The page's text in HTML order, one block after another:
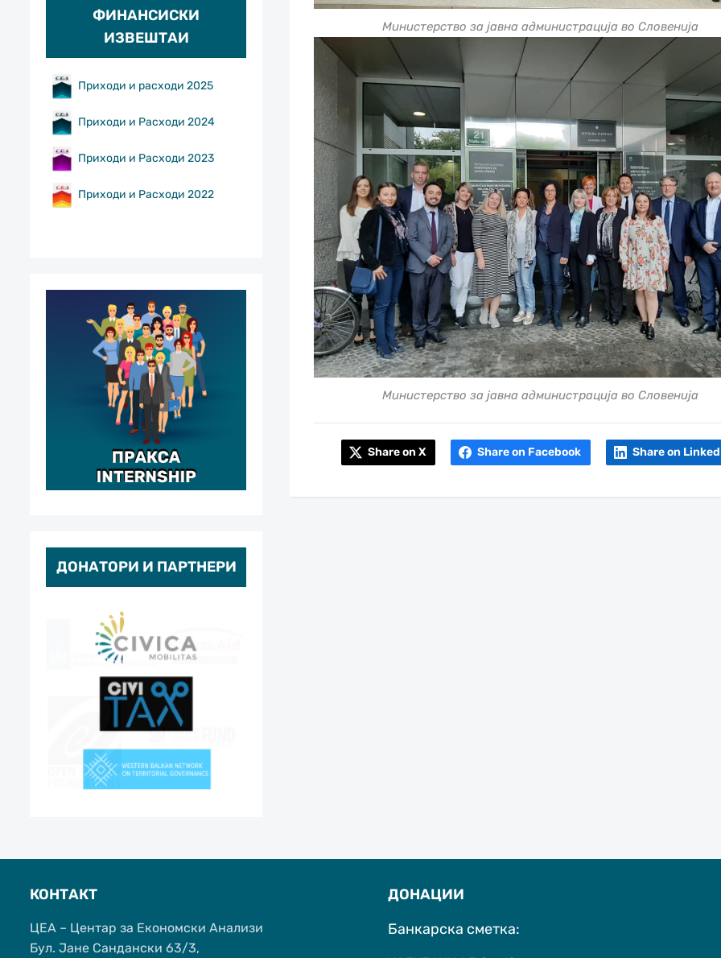
ФИНАНСИСКИ
ИЗВЕШТАИ
Приходи и расходи 2025
Приходи и Расходи 2024
Приходи и Расходи 2023
Приходи и Расходи 2022
ДОНАТОРИ И ПАРТНЕРИ
Министерство за јавна администрација во Словенија
Министерство за јавна администрација во Словенија
Share on X Share on Facebook Share on
КОНТАКТ
ЦЕА – Центар за Економски Анализи
Бул. Јане Сандански 63/3,
ДОНАЦИИ
Банкарска сметка: